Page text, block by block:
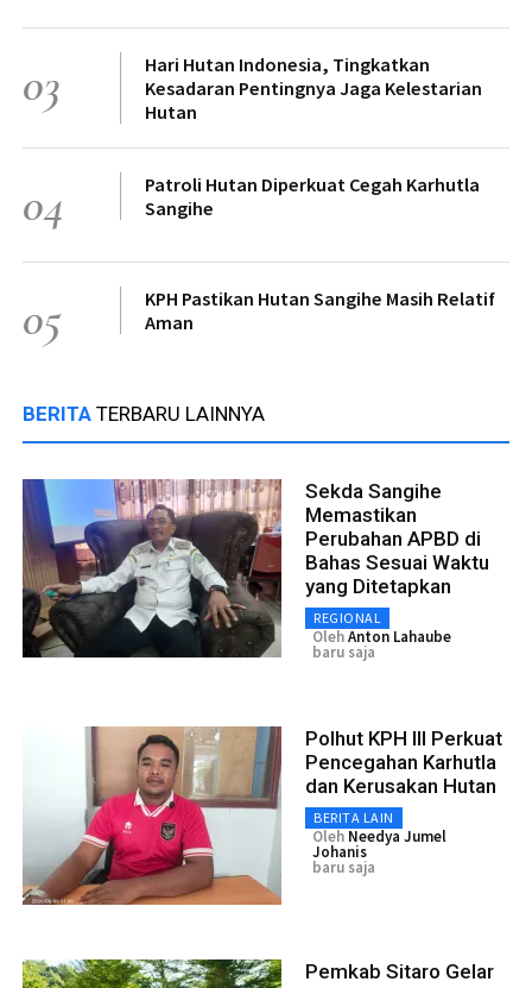
03
Hari Hutan Indonesia, Tingkatkan
Kesadaran Pentingnya Jaga Kelestarian
Hutan
04
Patroli Hutan Diperkuat Cegah Karhutla
Sangihe
05
KPH Pastikan Hutan Sangihe Masih Relatif
Aman
BERITA TERBARU LAINNYA
Sekda Sangihe
Memastikan
Perubahan APBD di
Bahas Sesuai Waktu
yang Ditetapkan
REGIONAL
OlehAnton Lahaube
baru saja
Polhut KPH III Perkuat
Pencegahan Karhutla
dan Kerusakan Hutan
BERITA LAIN
Oleh Needya Jumel
Johanis
baru saja
Pemkab Sitaro Gelar